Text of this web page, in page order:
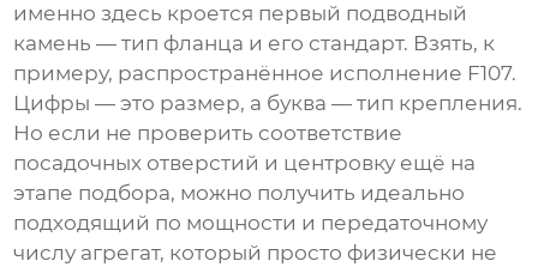
именно здесь кроется первый подводный
камень — тип фланца и его стандарт. Взять, к
примеру, распространённое исполнение F107.
Цифры — это размер, а буква — тип крепления.
Но если не проверить соответствие
посадочных отверстий и центровку ещё на
этапе подбора, можно получить идеально
подходящий по мощности и передаточному
числу агрегат, который просто физически не